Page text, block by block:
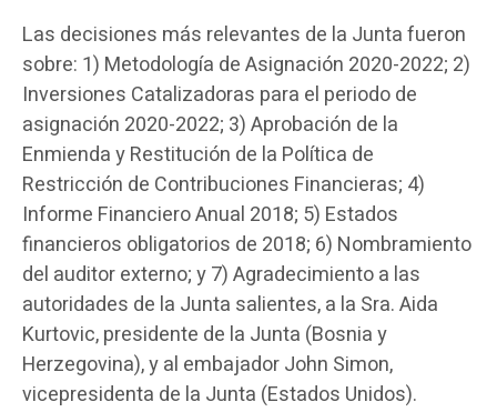
Las decisiones más relevantes de la Junta fueron
sobre: 1) Metodología de Asignación 2020-2022; 2)
Inversiones Catalizadoras para el periodo de
asignación 2020-2022; 3) Aprobación de la
Enmienda y Restitución de la Política de
Restricción de Contribuciones Financieras; 4)
Informe Financiero Anual 2018; 5) Estados
financieros obligatorios de 2018; 6) Nombramiento
del auditor externo; y 7) Agradecimiento a las
autoridades de la Junta salientes, a la Sra. Aida
Kurtovic, presidente de la Junta (Bosnia y
Herzegovina), y al embajador John Simon,
vicepresidenta de la Junta (Estados Unidos).